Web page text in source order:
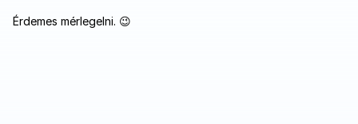
Érdemes mérlegelni. 😉